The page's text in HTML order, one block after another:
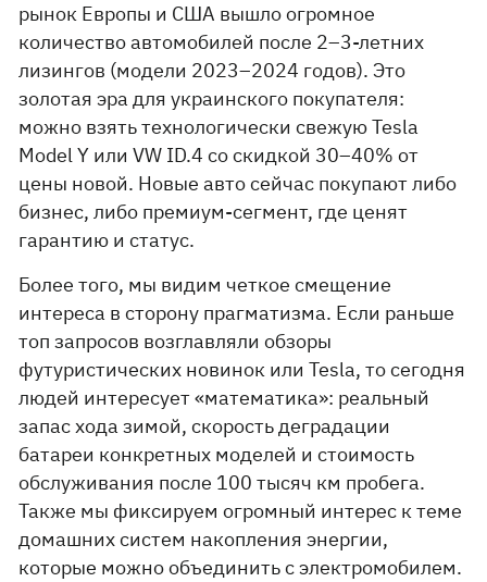
рынок Европы и США вышло огромное
количество автомобилей после 2–3-летних
лизингов (модели 2023–2024 годов). Это
золотая эра для украинского покупателя:
можно взять технологически свежую Tesla
Model Y или VW ID.4 со скидкой 30–40% от
цены новой. Новые авто сейчас покупают либо
бизнес, либо премиум-сегмент, где ценят
гарантию и статус.
Более того, мы видим четкое смещение
интереса в сторону прагматизма. Если раньше
топ запросов возглавляли обзоры
футуристических новинок или Tesla, то сегодня
людей интересует «математика»: реальный
запас хода зимой, скорость деградации
батареи конкретных моделей и стоимость
обслуживания после 100 тысяч км пробега.
Также мы фиксируем огромный интерес к теме
домашних систем накопления энергии,
которые можно объединить с электромобилем.